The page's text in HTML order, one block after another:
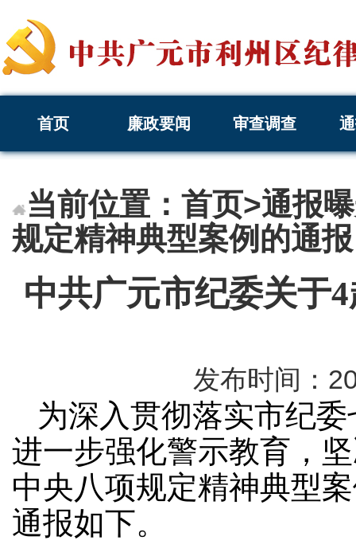
首页 廉政要闻 审查调查
当前位置： 首页>通报
规定精神典型案例的通报
中共广元市纪委关于
发布时间：
为深入贯彻落实市纪
进一步强化警示教育，
中央八项规定精神典型
通报如下。